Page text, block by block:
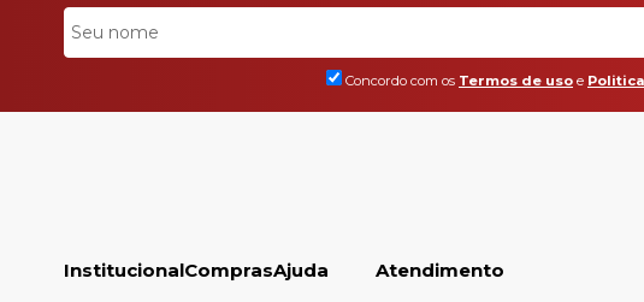
Concordo com os Termos de uso e
InstitucionalComprasAjuda
Atendimento